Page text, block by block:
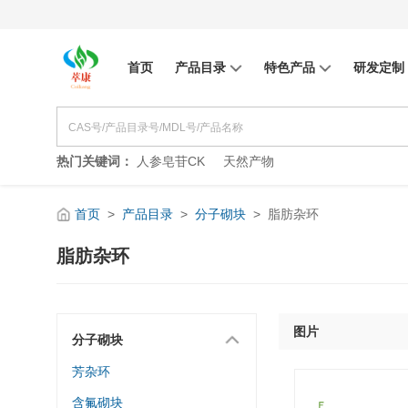
首页 产品目录 特色产品 研发定制
热门关键词： 人参皂苷CK 天然产物
首页 > 产品目录 > 分子砌块 > 脂肪杂环
脂肪杂环
分子砌块
芳杂环
含氟砌块
图片